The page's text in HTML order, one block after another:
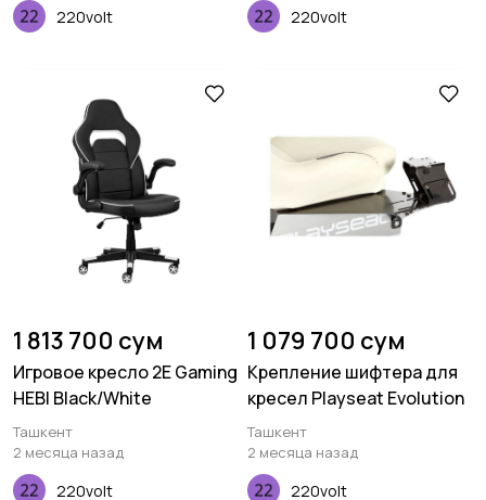
220volt 220volt
1 813 700 сум
Игровое кресло 2E Gaming
HEBI Black/White
Ташкент
2 месяца назад
220volt
1 079 700 сум
Крепление шифтера для
кресел Playseat Evolution
Ташкент
2 месяца назад
220volt